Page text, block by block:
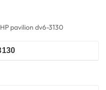
pavilion dv6-3130